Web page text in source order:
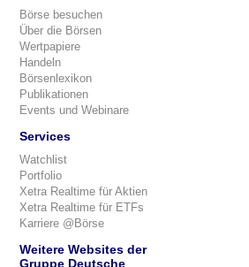
Börse besuchen
Über die Börsen
Wertpapiere
Handeln
Börsenlexikon
Publikationen
Events und Webinare
Services
Watchlist
Portfolio
Xetra Realtime für Aktien
Xetra Realtime für ETFs
Karriere @Börse
Weitere Websites der
Gruppe Deutsche